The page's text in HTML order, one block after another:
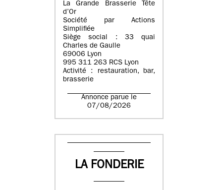
La Grande Brasserie Tête
d’Or
Société par Actions
Simplifiée
Siège social : 33 quai
Charles de Gaulle
69006 Lyon
995 311 263 RCS Lyon
Activité : restauration, bar,
brasserie
Annonce parue le
07/08/2026
LA FONDERIE